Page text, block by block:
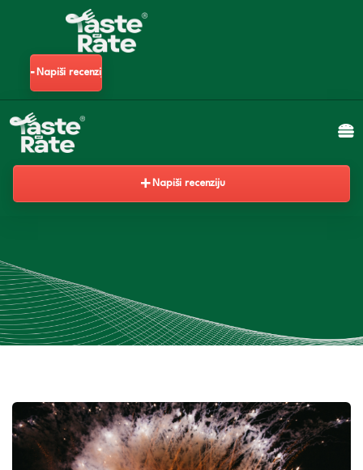
Napiši recenziju
Napiši recenziju